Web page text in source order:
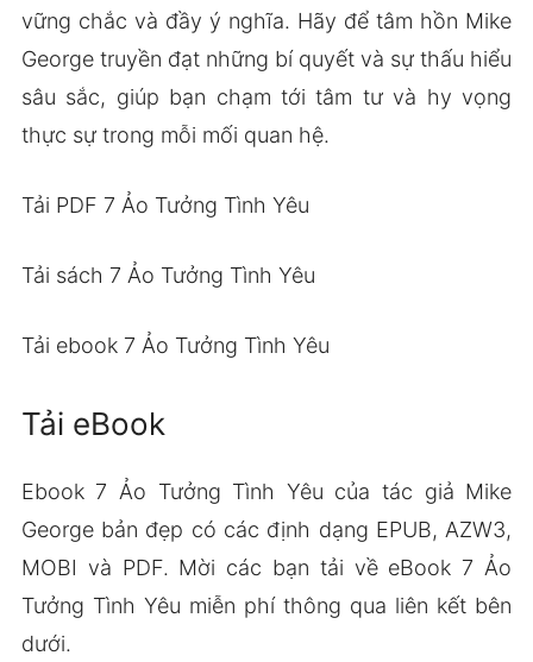
vững chắc và đầy ý nghĩa. Hãy để tâm hồn Mike
George truyền đạt những bí quyết và sự thấu hiểu
sâu sắc, giúp bạn chạm tới tâm tư và hy vọng
thực sự trong mỗi mối quan hệ.
Tải PDF 7 Ảo Tưởng Tình Yêu
Tải sách 7 Ảo Tưởng Tình Yêu
Tải ebook 7 Ảo Tưởng Tình Yêu
Tải eBook
Ebook 7 Ảo Tưởng Tình Yêu của tác giả Mike
George bản đẹp có các định dạng EPUB, AZW3,
MOBI và PDF. Mời các bạn tải về eBook 7 Ảo
Tưởng Tình Yêu miễn phí thông qua liên kết bên
dưới.